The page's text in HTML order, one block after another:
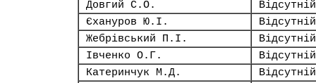
Довгий С.О.
Відсутній
Єхануров Ю.І.
Відсутній
Жебрівський П.І.
Відсутній
Івченко О.Г.
Відсутній
Катеринчук М.Д.
Відсутній